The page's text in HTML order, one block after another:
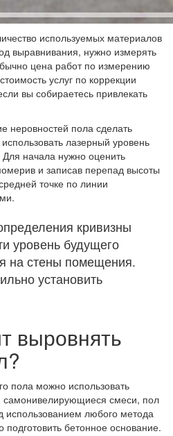
используемых материалов
выравнивания, нужно измерять
цена работ по измерению
услуг по коррекции
вы собираетесь привлекать
неровностей пола сделать
лазерный уровень
начала нужно оценить
и записав перепад высоты
точке по линии
кривизны
уровень будущего
на стены помещения.
установить
выровнять
пола можно использовать
самонивелирующиеся смеси, пол
любого метода
бетонное основание.